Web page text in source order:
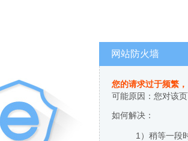
网站防火墙
您的请求过于频繁
可能原因：您对该
如何解决：
1）稍等一段